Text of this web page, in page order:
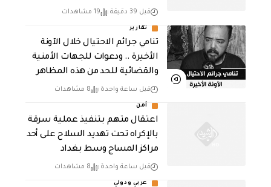
قبل 39 دقيقة 19 مشاهدات
تقارير
تنامي جرائم الاحتيال خلال الآونة
الأخيرة .. ودعوات للجهات الأمنية
والقضائية للحد من هذه المظاهر
قبل ساعة واحدة 8 مشاهدات
أمن
اعتقال متهم بتنفيذ عملية سرقة
بالإكراه تحت تهديد السلاح على أحد
مراكز المساج وسط بغداد
قبل ساعة واحدة 8 مشاهدات
عربي ودولي